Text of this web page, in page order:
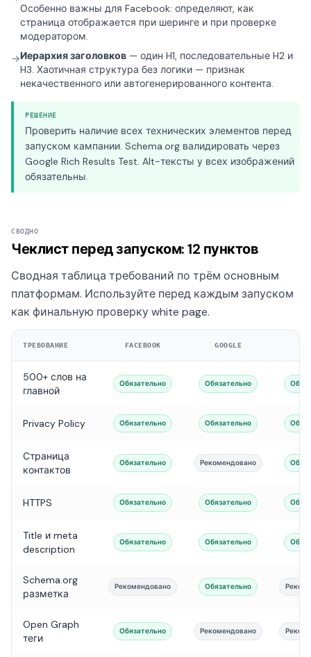
Особенно важны для Facebook: определяют, как
страница отображается при шеринге и при проверке
модератором.
→Иерархия заголовков — один H1, последовательные H2 и
H3. Хаотичная структура без логики — признак
некачественного или автогенерированного контента.
РЕШЕНИЕ
Проверить наличие всех технических элементов перед
запуском кампании. Schema.org валидировать через
Google Rich Results Test. Alt-тексты у всех изображений
обязательны.
СВОДНО
Чеклист перед запуском: 12 пунктов
Сводная таблица требований по трём основным
платформам. Используйте перед каждым запуском
как финальную проверку white page.
ТРЕБОВАНИЕ FACEBOOK GOOGLE
500+ слов на
главной
Обязательно Обязательно
Privacy Policy Обязательно Обязательно
Страница
контактов
Обязательно Рекомендовано
HTTPS Обязательно Обязательно
Title и meta
description
Обязательно Обязательно
Schema.org
разметка
Рекомендовано Обязательно
Open Graph
теги
Обязательно Рекомендовано